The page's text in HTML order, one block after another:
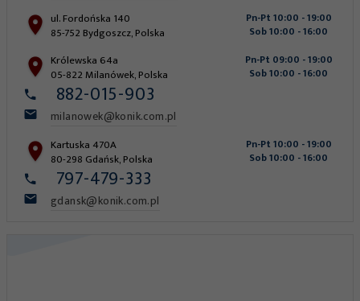
882-015-903
milanowek@konik.com.pl
Królewska 64a
05-822 Milanówek,Polska
Pn-Pt 09:00 - 19:00
Sob 10:00 - 16:00
797-479-333
gdansk@konik.com.pl
Kartuska 470A
80-298 Gdańsk,Polska
Pn-Pt 10:00 - 19:00
Sob 10:00 - 16:00
ul. Fordońska 140
85-752 Bydgoszcz,Polska
Pn-Pt 10:00 - 19:00
Sob 10:00 - 16:00